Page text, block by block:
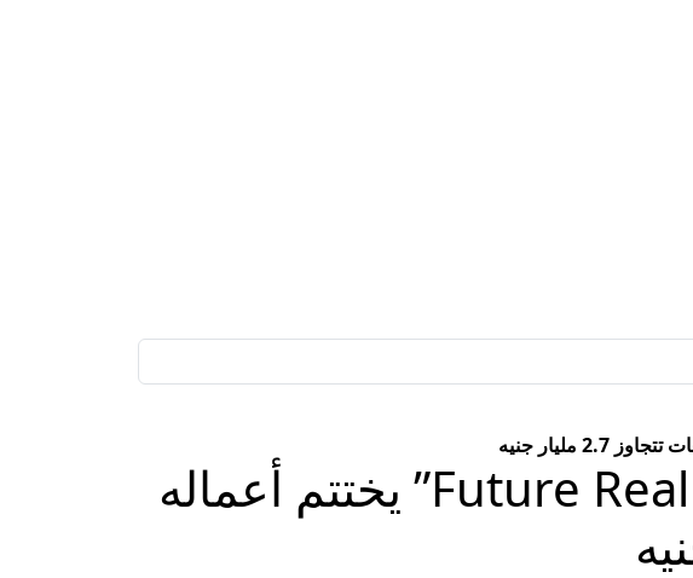
معرض المستقبل العقاري “Future Real Estate Expo” يختتم أعماله